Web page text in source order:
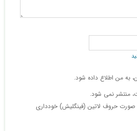
به من اطلاع داده شود.
منتشر نمی شود.
صورت حروف لاتین (فینگلیش) خودداری